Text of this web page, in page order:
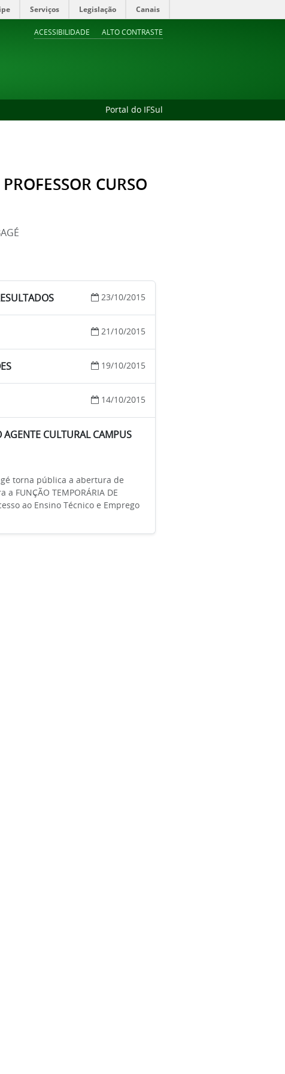
Serviços Legislação Canais
ACESSIBILIDADE ALTO CONTRASTE
Portal do IFSul
CURSO
23/10/2015
21/10/2015
19/10/2015
14/10/2015
CULTURAL CAMPUS
torna pública a abertura de
FUNÇÃO TEMPORÁRIA DE
ao Ensino Técnico e Emprego